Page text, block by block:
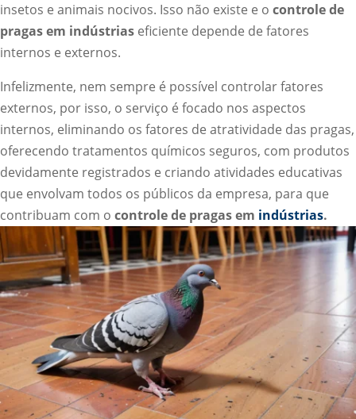
insetos e animais nocivos. Isso não existe e o controle de
pragas em indústrias eficiente depende de fatores
internos e externos.
Infelizmente, nem sempre é possível controlar fatores
externos, por isso, o serviço é focado nos aspectos
internos, eliminando os fatores de atratividade das pragas,
oferecendo tratamentos químicos seguros, com produtos
devidamente registrados e criando atividades educativas
que envolvam todos os públicos da empresa, para que
contribuam com o controle de pragas em indústrias.